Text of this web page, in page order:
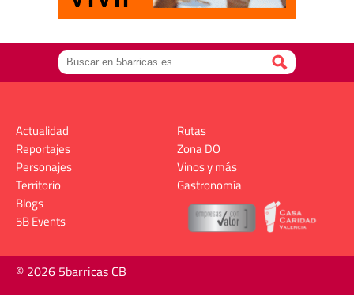
Actualidad
Reportajes
Personajes
Territorio
Rutas
Zona DO
Vinos y más
Gastronomía
Blogs
5B Events
© 2026 5barricas CB